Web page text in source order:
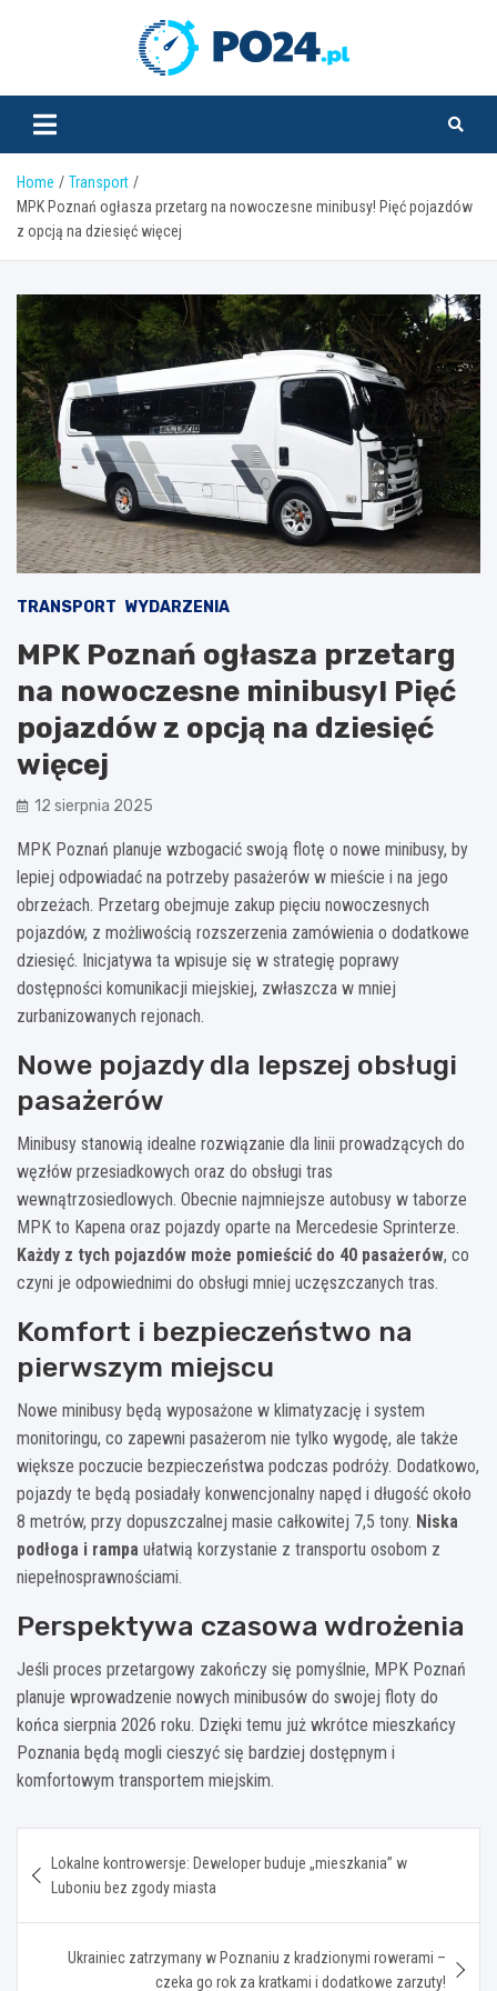
Home
Transport
MPK Poznań ogłasza przetarg na nowoczesne minibusy! Pięć pojazdów
z opcją na dziesięć więcej
TRANSPORT WYDARZENIA
MPK Poznań ogłasza przetarg
na nowoczesne minibusy! Pięć
pojazdów z opcją na dziesięć
więcej
12 sierpnia 2025
MPK Poznań planuje wzbogacić swoją flotę o nowe minibusy, by
lepiej odpowiadać na potrzeby pasażerów w mieście i na jego
obrzeżach. Przetarg obejmuje zakup pięciu nowoczesnych
pojazdów, z możliwością rozszerzenia zamówienia o dodatkowe
dziesięć. Inicjatywa ta wpisuje się w strategię poprawy
dostępności komunikacji miejskiej, zwłaszcza w mniej
zurbanizowanych rejonach.
Nowe pojazdy dla lepszej obsługi
pasażerów
Minibusy stanowią idealne rozwiązanie dla linii prowadzących do
węzłów przesiadkowych oraz do obsługi tras
wewnątrzosiedlowych. Obecnie najmniejsze autobusy w taborze
MPK to Kapena oraz pojazdy oparte na Mercedesie Sprinterze.
Każdy z tych pojazdów może pomieścić do 40 pasażerów, co
czyni je odpowiednimi do obsługi mniej uczęszczanych tras.
Komfort i bezpieczeństwo na
pierwszym miejscu
Nowe minibusy będą wyposażone w klimatyzację i system
monitoringu, co zapewni pasażerom nie tylko wygodę, ale także
większe poczucie bezpieczeństwa podczas podróży. Dodatkowo,
pojazdy te będą posiadały konwencjonalny napęd i długość około
8 metrów, przy dopuszczalnej masie całkowitej 7,5 tony. Niska
podłoga i rampa ułatwią korzystanie z transportu osobom z
niepełnosprawnościami.
Perspektywa czasowa wdrożenia
Jeśli proces przetargowy zakończy się pomyślnie, MPK Poznań
planuje wprowadzenie nowych minibusów do swojej floty do
końca sierpnia 2026 roku. Dzięki temu już wkrótce mieszkańcy
Poznania będą mogli cieszyć się bardziej dostępnym i
komfortowym transportem miejskim.
wpisu
Lokalne kontrowersje: Deweloper buduje „mieszkania” w
Luboniu bez zgody miasta
Ukrainiec zatrzymany w Poznaniu z kradzionymi rowerami –
czeka go rok za kratkami i dodatkowe zarzuty!